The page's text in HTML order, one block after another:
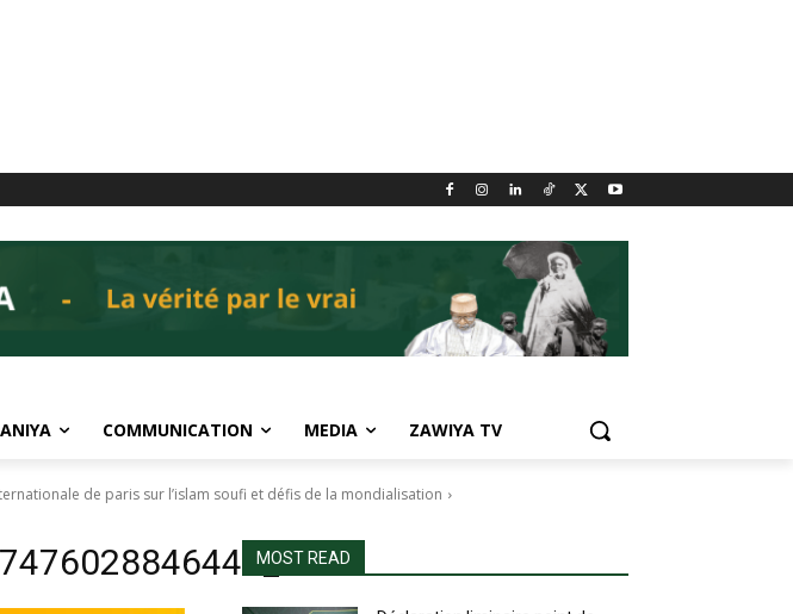
COMMUNICATION MEDIA ZAWIYA TV
de paris sur l’islam soufi et défis de la mondialisation
MOST READ